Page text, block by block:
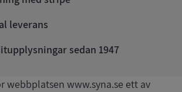
leverans
sedan 1947
webbplatsen www.syna.se ett av